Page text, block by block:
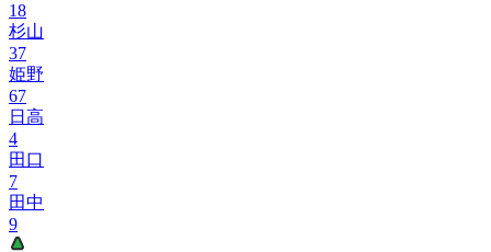
18
杉山
37
姫野
67
日高
4
田口
7
田中
9